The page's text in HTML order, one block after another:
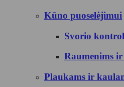
Kūno puoselėjimui
Svorio
Raumenims
Plaukams ir